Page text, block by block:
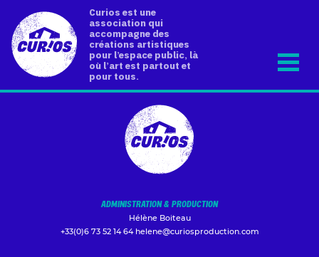
Curios est une
association qui
accompagne des
créations artistiques
pour l’espace public, là
où l’art est partout et
pour tous.
ADMINISTRATION & PRODUCTION
Hélène Boiteau
+33(0)6 73 52 14 64 helene@curiosproduction.com